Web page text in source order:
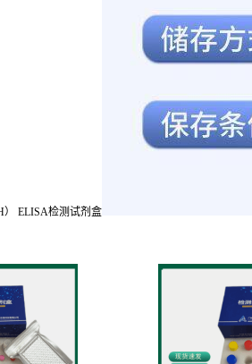
） ELISA检测试剂盒